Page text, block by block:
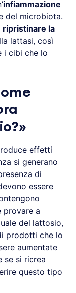
infiammazione
del microbiota.
ripristinare la
lattasi, così
i cibi che lo
effetti
si generano
di
essere
provare a
del lattosio,
prodotti che lo
aumentate
se si ricrea
questo tipo